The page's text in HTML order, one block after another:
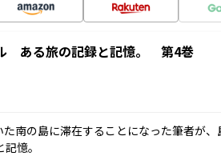
ある旅の記録と記憶。 第4巻
南の島に滞在することになった筆者が
憶。